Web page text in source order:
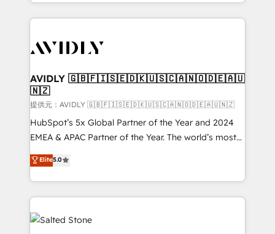
webdesign. Markentive is both a consulting firm, a
digital agency and an integrator. With over 115
CRM and webdesign (We focus on EMEA - USA
AVIDLY 🇬🇧🇫🇮🇸🇪🇩🇰🇺🇸🇨🇦🇳🇴🇩🇪🇦🇺
🇳🇿
提供元：AVIDLY 🇬🇧🇫🇮🇸🇪🇩🇰🇺🇸🇨🇦🇳🇴🇩🇪🇦🇺🇳🇿
HubSpot’s 5x Global Partner of the Year and 2024
EMEA & APAC Partner of the Year. The world’s most
experienced and fully accredited HubSpot Solutions
Partner. 🚀 With 2,750+ HubSpot projects delivered
and 370+ specialists across EMEA, APAC and NAM,
we de-risk complex CRM programmes and
accelerate ROI across every HubSpot Hub. 🧭 From
multi-region migrations to AI-powered automation,
Elite5.0